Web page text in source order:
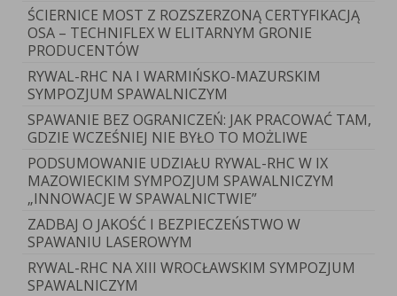
ŚCIERNICE MOST Z ROZSZERZONĄ CERTYFIKACJĄ
OSA – TECHNIFLEX W ELITARNYM GRONIE
PRODUCENTÓW
RYWAL-RHC NA I WARMIŃSKO-MAZURSKIM
SYMPOZJUM SPAWALNICZYM
SPAWANIE BEZ OGRANICZEŃ: JAK PRACOWAĆ TAM,
GDZIE WCZEŚNIEJ NIE BYŁO TO MOŻLIWE
PODSUMOWANIE UDZIAŁU RYWAL-RHC W IX
MAZOWIECKIM SYMPOZJUM SPAWALNICZYM
„INNOWACJE W SPAWALNICTWIE”
ZADBAJ O JAKOŚĆ I BEZPIECZEŃSTWO W
SPAWANIU LASEROWYM
RYWAL-RHC NA XIII WROCŁAWSKIM SYMPOZJUM
SPAWALNICZYM